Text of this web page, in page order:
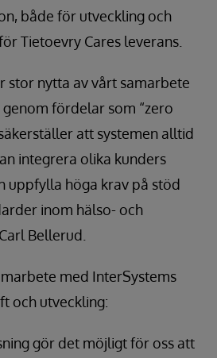
både för utveckling och
Tietoevry Cares leverans.
stor nytta av vårt samarbete
fördelar som “zero
att systemen alltid
integrera olika kunders
uppfylla höga krav på stöd
inom hälso- och
Bellerud.
med InterSystems
och utveckling:
gör det möjligt för oss att